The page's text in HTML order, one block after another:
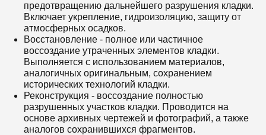
предотвращению дальнейшего разрушения кладки.
Включает укрепление, гидроизоляцию, защиту от
атмосферных осадков.
Восстановление - полное или частичное
воссоздание утраченных элементов кладки.
Выполняется с использованием материалов,
аналогичных оригинальным, сохранением
исторических технологий кладки.
Реконструкция - воссоздание полностью
разрушенных участков кладки. Проводится на
основе архивных чертежей и фотографий, а также
аналогов сохранившихся фрагментов.